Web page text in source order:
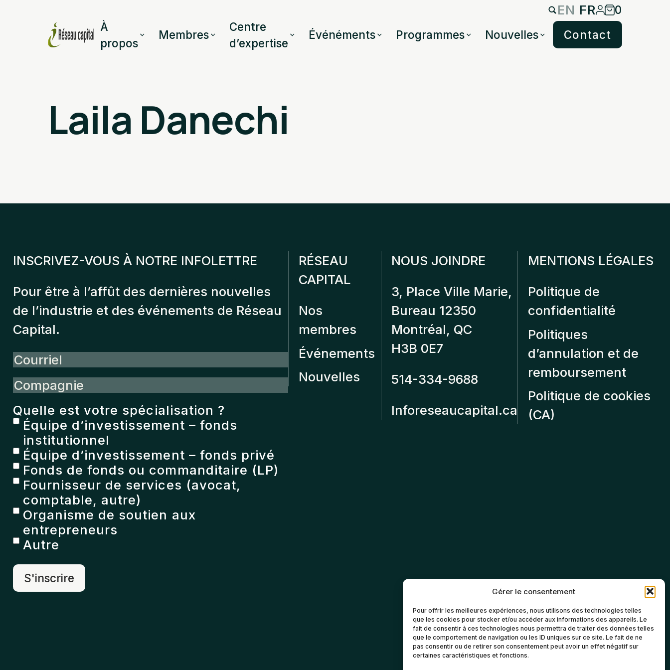
Gérer le consentement
Pour offrir les meilleures expériences, nous utilisons des technologies telles
que les cookies pour stocker et/ou accéder aux informations des appareils. Le
fait de consentir à ces technologies nous permettra de traiter des données telles
que le comportement de navigation ou les ID uniques sur ce site. Le fait de ne
pas consentir ou de retirer son consentement peut avoir un effet négatif sur
certaines caractéristiques et fonctions.
EN FR
0
À
propos
Membres
Centre
d’expertise
Événéments Programmes Nouvelles Contact
Laila Danechi
INSCRIVEZ-VOUS À NOTRE INFOLETTRE
Pour être à l’affût des dernières nouvelles
de l’industrie et des événements de Réseau
Capital.
Courriel
Compagnie
Quelle est votre spécialisation ?
Équipe d’investissement – fonds
institutionnel
Équipe d’investissement – fonds privé
Fonds de fonds ou commanditaire (LP)
Fournisseur de services (avocat,
comptable, autre)
Organisme de soutien aux
entrepreneurs
Autre
RÉSEAU
CAPITAL
Nos
membres
Événements
Nouvelles
NOUS JOINDRE
3, Place Ville Marie,
Bureau 12350
Montréal, QC
H3B 0E7
514-334-9688
Inforeseaucapital.ca
MENTIONS LÉGALES
Politique de
confidentialité
Politiques
d’annulation et de
remboursement
Politique de cookies
(CA)